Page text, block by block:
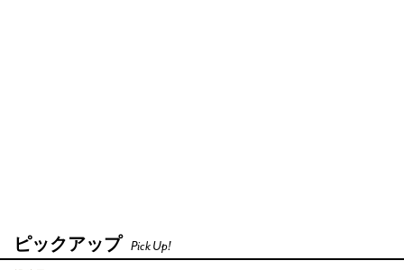
ピックアップ Pick Up!